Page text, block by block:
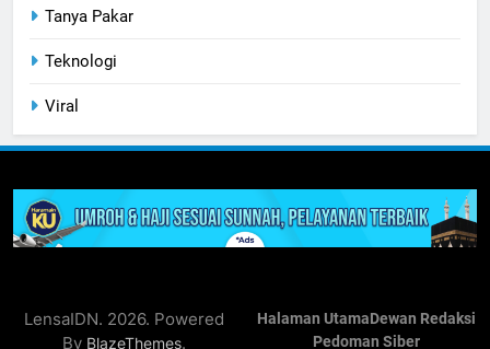
Tanya Pakar
Teknologi
Viral
LensaIDN. 2026. Powered
By BlazeThemes.
Halaman UtamaDewan Redaksi
Pedoman Siber